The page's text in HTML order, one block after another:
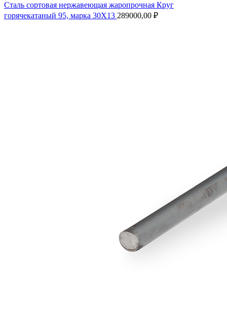
Сталь сортовая нержавеющая жаропрочная Круг
горячекатаный 95, марка 30Х13 289000,00 ₽